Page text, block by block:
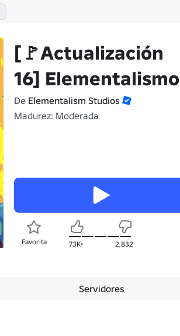
[🚩Actualización
16] Elementalismo
De Elementalism Studios
Madurez: Moderada
Favorita 73K+ 2,832
Servidores